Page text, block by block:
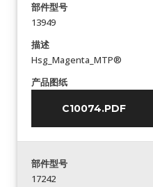
部件型号
13949
描述
Hsg_Magenta_MTP®
产品图纸
C10074.PDF
部件型号
17242